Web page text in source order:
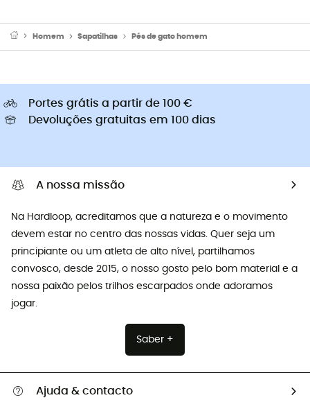
Homem Sapatilhas Pés de gato homem
Portes grátis a partir de 100 €
Devoluções gratuitas em 100 dias
A nossa missão
Na Hardloop, acreditamos que a natureza e o movimento
devem estar no centro das nossas vidas. Quer seja um
principiante ou um atleta de alto nível, partilhamos
convosco, desde 2015, o nosso gosto pelo bom material e a
nossa paixão pelos trilhos escarpados onde adoramos
jogar.
Saber +
Ajuda & contacto